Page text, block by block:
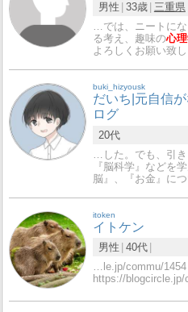
男性 33歳 三重県
…では、ニートに
る考え、趣味の心
よろしくお願い致し
buki_hizyousk
だいち|元自信
ログ
20代
…した。でも、引
『脳科学』などを
脳』、『お金』に
itoken
イトケン
男性 40代
…le.jp/commu/1454
https://blogcircle.jp/